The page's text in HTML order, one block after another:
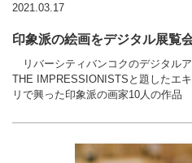
2021.03.17
印象派の絵画をデジタル展覧
リバーシティバンコクのデジタル
THE IMPRESSIONISTSと題したエ
リで興った印象派の画家10人の作品